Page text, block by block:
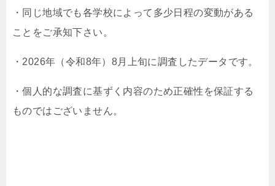
・同じ地域でも各学校によって多少日程の変動がある
ことをご承知下さい。
・2026年（令和8年）8月上旬に調査したデータです。
・個人的な調査に基ずく内容のため正確性を保証する
ものではございません。